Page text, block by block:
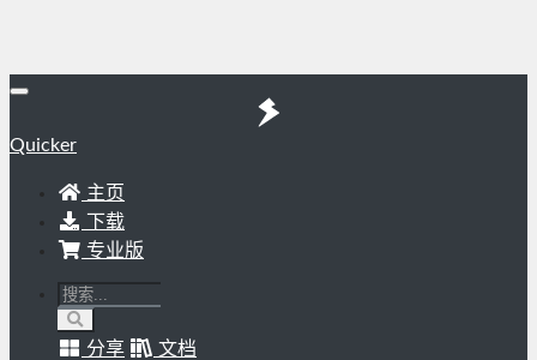
Quicker
主页
下载
专业版
分享
文档